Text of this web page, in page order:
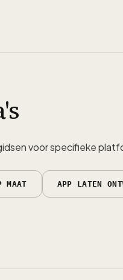
voor specifieke
MAAT APP LATEN